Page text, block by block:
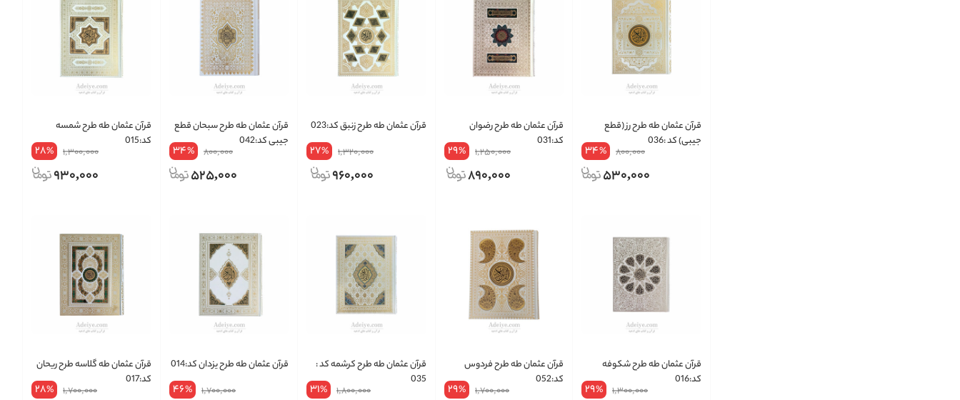
قرآن عثمان طه طرح رز (قطع
جیبی) کد :036
800,000
34%
530,000
قرآن عثمان طه طرح رضوان
کد:031
1,250,000
29%
890,000
قرآن عثمان طه طرح زنبق کد:023
1,320,000
27%
960,000
قرآن عثمان طه طرح سبحان قطع
جیبی کد:042
800,000
34%
525,000
قرآن عثمان طه طرح شمسه
کد:015
1,300,000
28%
930,000
قرآن عثمان طه طرح شکوفه
کد:016
1,300,000
29%
قرآن عثمان طه طرح فردوس
کد:052
1,700,000
29%
قرآن عثمان طه طرح کرشمه کد :
035
1,800,000
31%
قرآن عثمان طه طرح یزدان کد:014
1,700,000
46%
قرآن عثمان طه گلاسه طرح ریحان
کد:017
1,700,000
28%